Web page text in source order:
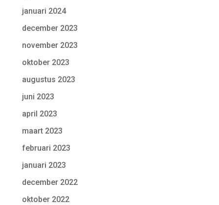
januari 2024
december 2023
november 2023
oktober 2023
augustus 2023
juni 2023
april 2023
maart 2023
februari 2023
januari 2023
december 2022
oktober 2022